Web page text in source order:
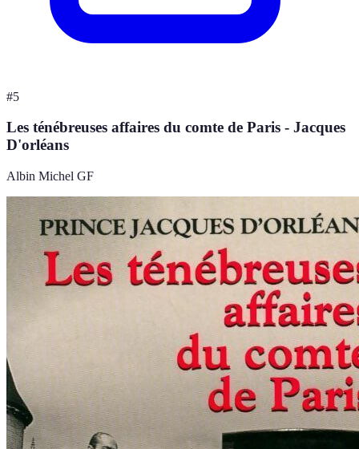
#5
Les ténébreuses affaires du comte de Paris - Jacques
D'orléans
Albin Michel GF